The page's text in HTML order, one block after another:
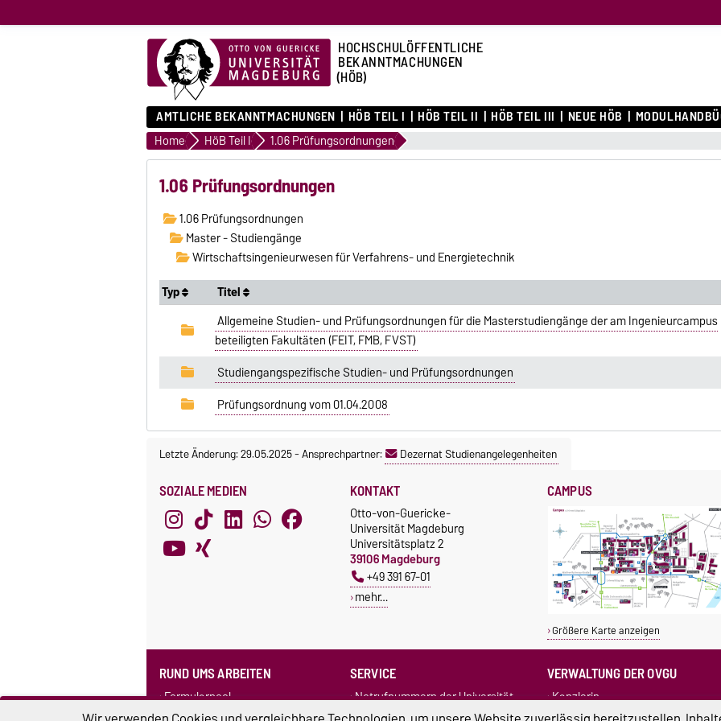
HOCHSCHULÖFFENTLICHE
BEKANNTMACHUNGEN
(HÖB)
AMTLICHE BEKANNTMACHUNGEN HÖB TEIL I HÖB TEIL II HÖB TEIL III NEUE HÖB
Home HöB Teil I 1.06 Prüfungsordnungen
1.06 Prüfungsordnungen
1.06 Prüfungsordnungen
Master - Studiengänge
Wirtschaftsingenieurwesen für Verfahrens- und Energietechnik
Typ
Titel
Allgemeine Studien- und Prüfungsordnungen für die Masterstudiengänge der am Ingenieurcampus
beteiligten Fakultäten (FEIT, FMB, FVST)
Studiengangspezifische Studien- und Prüfungsordnungen
Prüfungsordnung vom 01.04.2008
Letzte Änderung: 29.05.2025-Ansprechpartner: Dezernat Studienangelegenheiten
SOZIALE MEDIEN KONTAKT
Otto-von-Guericke-
Universität Magdeburg
Universitätsplatz 2
39106 Magdeburg
+49 391 67-01
mehr…
CAMPUS
Größere Karte anzeigen
RUND UMS ARBEITEN
Formularpool
Personensuche
SERVICE
Notrufnummern der Universität
Fundbüro
+49 391 67-54444
VERWALTUNG DER OVGU
Kanzlerin
Rechtsstelle